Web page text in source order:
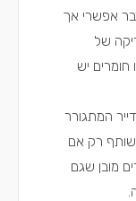
אפשרי אך
של
יש
המתגורר
רק אם
מובן שגם